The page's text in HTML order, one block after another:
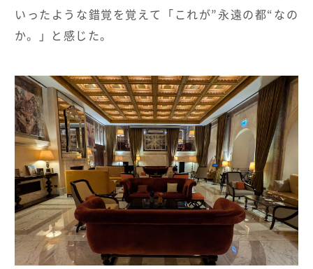
いったような錯覚を覚えて「これが” 永遠の都“なの
か。」と感じた。